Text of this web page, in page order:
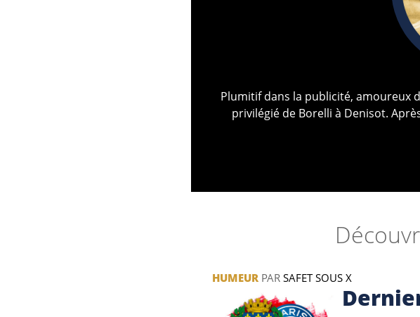
Plumitif dans la publicité, amoureux
privilégié de Borelli à Denisot.
HUMEUR PAR SAFET SOUS X